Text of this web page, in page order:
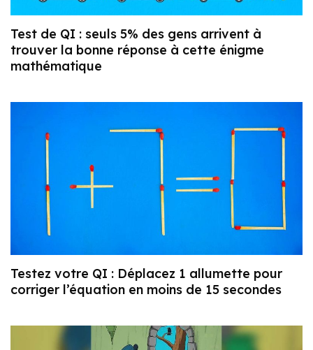
Test de QI : seuls 5% des gens arrivent à
trouver la bonne réponse à cette énigme
mathématique
Testez votre QI : Déplacez 1 allumette pour
corriger l’équation en moins de 15 secondes